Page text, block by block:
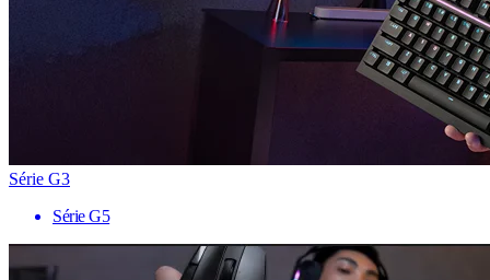
Série G3
Série G5